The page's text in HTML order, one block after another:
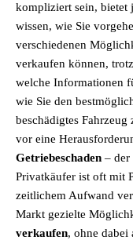
kompliziert sein, bietet
wissen, wie Sie
verschiedenen
verkaufen können,
welche Informationen
wie Sie den
beschädigtes
vor eine
Getriebeschaden – der
Privatkäufer ist oft mit
zeitlichem Aufwand
Markt gezielte
verkaufen, ohne dabei